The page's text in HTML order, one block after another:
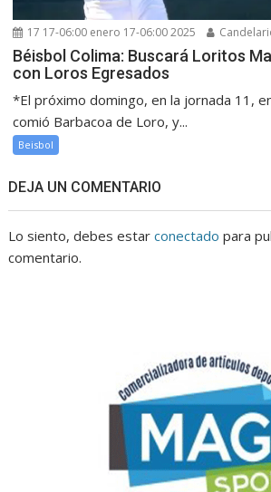
17 17-06:00 enero 17-06:00 2025
Béisbol Colima: Buscará Loritos
con Loros Egresados
*El próximo domingo, en la jornada 11,
comió Barbacoa de Loro, y...
Beisbol
DEJA UN COMENTARIO
Lo siento, debes estarconectado para
comentario.